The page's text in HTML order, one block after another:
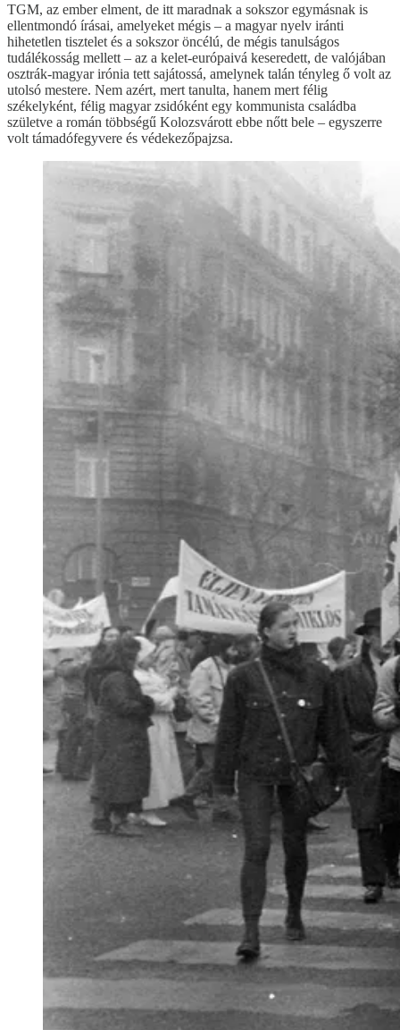
TGM, az ember elment, de itt maradnak a sokszor egymásnak is
ellentmondó írásai, amelyeket mégis – a magyar nyelv iránti
hihetetlen tisztelet és a sokszor öncélú, de mégis tanulságos
tudálékosság mellett – az a kelet-európaivá keseredett, de valójában
osztrák-magyar irónia tett sajátossá, amelynek talán tényleg ő volt az
utolsó mestere. Nem azért, mert tanulta, hanem mert félig
székelyként, félig magyar zsidóként egy kommunista családba
születve a román többségű Kolozsvárott ebbe nőtt bele – egyszerre
volt támadófegyvere és védekezőpajzsa.